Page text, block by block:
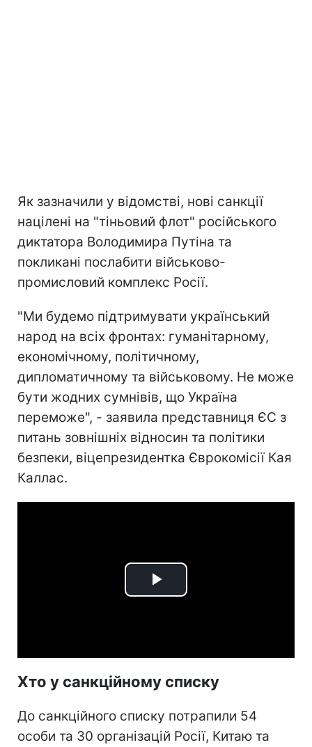
Як зазначили у відомстві, нові санкції
націлені на "тіньовий флот" російського
диктатора Володимира Путіна та
покликані послабити військово-
промисловий комплекс Росії.
"Ми будемо підтримувати український
народ на всіх фронтах: гуманітарному,
економічному, політичному,
дипломатичному та військовому. Не може
бути жодних сумнівів, що Україна
переможе", - заявила представниця ЄС з
питань зовнішніх відносин та політики
безпеки, віцепрезидентка Єврокомісії Кая
Каллас.
Play
Хто у санкційному списку
До санкційного списку потрапили 54
особи та 30 організацій Росії, Китаю та